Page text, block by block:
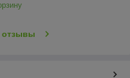
отзывы